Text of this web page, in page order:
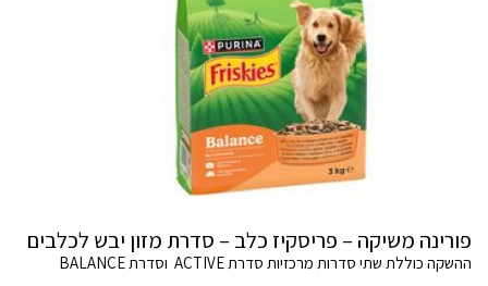
פורינה משיקה – פריסקיז כלב – סדרת מזון יבש לכלבים
ההשקה כוללת שתי סדרות מרכזיות סדרת ACTIVE וסדרת BALANCE